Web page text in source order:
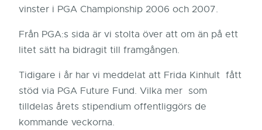
vinster i PGA Championship 2006 och 2007.
Från PGA:s sida är vi stolta över att om än på ett
litet sätt ha bidragit till framgången.
Tidigare i år har vi meddelat att Frida Kinhult fått
stöd via PGA Future Fund. Vilka mer som
tilldelas årets stipendium offentliggörs de
kommande veckorna.